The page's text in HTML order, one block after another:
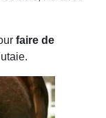
faire de